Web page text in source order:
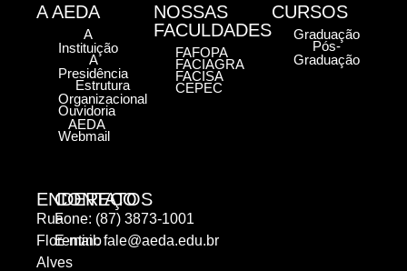
ENDEREÇO
Rua
Florentino
Alves
CONTATOS
Fone: (87) 3873-1001
E-mail:fale@aeda.edu.br
A AEDA
A
Instituição
A
Presidência
Estrutura
Organizacional
Ouvidoria
AEDA
Webmail
NOSSAS
FACULDADES
FAFOPA
FACIAGRA
FACISA
CEPEC
CURSOS
Graduação
Pós-
Graduação